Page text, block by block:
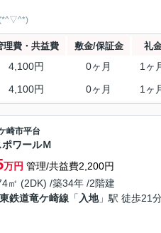
(*^▽^*)
理費・共益費 敷金/保証金 礼
4,100円 0ヶ月 1ヶ
4,100円 0ヶ月 1ヶ
崎市平台
ポワールＭ
万円 管理/共益費2,200円
㎡ (2DK) /築34年 /2階建
鉄道竜ケ崎線 「 入地」駅 徒歩21